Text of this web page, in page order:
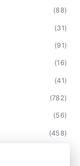
(88)
(31)
(91)
(16)
(41)
(782)
(56)
(458)